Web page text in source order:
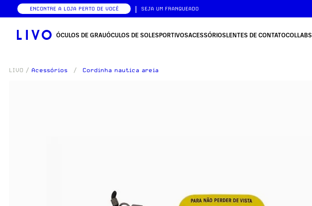
ENCONTRE A LOJA PERTO DE VOCÊ | SEJA UM FRANQUEADO
ÓCULOS DE GRAUÓCULOS DE SOLESPORTIVOSACESSÓRIOSLENTES DE CONTATOCOLLABS
LIVO / Acessórios / Cordinha nautica areia